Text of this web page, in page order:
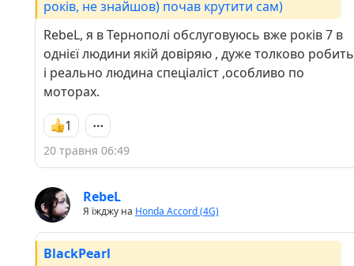
років, не знайшов) почав крутити сам)
RebeL, я в Тернополі обслуговуюсь вже років 7 в
однієї людини якій довіряю , дуже толково робить
і реально людина спеціаліст ,особливо по
моторах.
1
20 травня 06:49
RebeL
Я їжджу на Honda Accord (4G)
BlackPearl